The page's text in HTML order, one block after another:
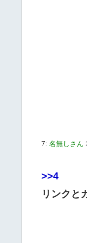
7: 名無しさん
>>4
リンクと